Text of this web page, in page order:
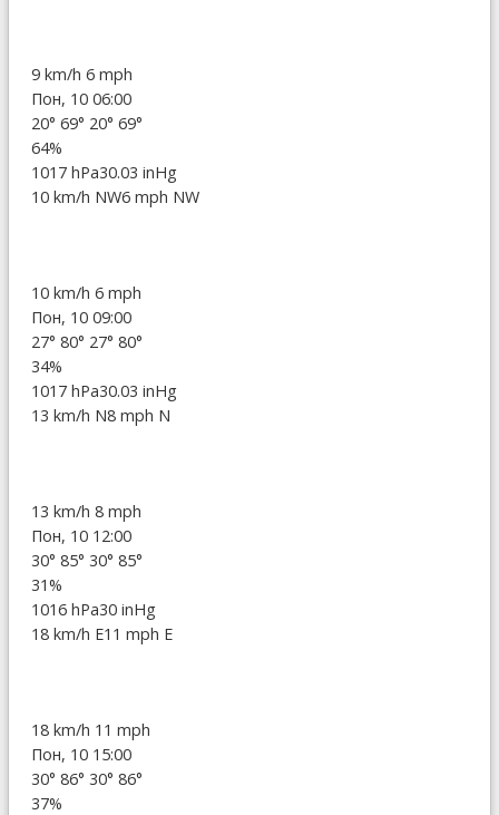
9 km/h 6 mph
Пон, 10 06:00
20° 69° 20° 69°
64%
1017 hPa30.03 inHg
10 km/h NW6 mph NW
10 km/h 6 mph
Пон, 10 09:00
27° 80° 27° 80°
34%
1017 hPa30.03 inHg
13 km/h N8 mph N
13 km/h 8 mph
Пон, 10 12:00
30° 85° 30° 85°
31%
1016 hPa30 inHg
18 km/h E11 mph E
18 km/h 11 mph
Пон, 10 15:00
30° 86° 30° 86°
37%